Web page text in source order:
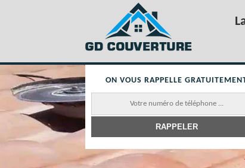
ON VOUS RAPPELLE